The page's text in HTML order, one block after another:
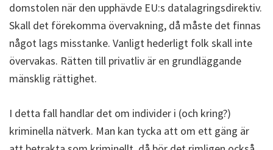
domstolen när den upphävde EU:s datalagringsdirektiv.
Skall det förekomma övervakning, då måste det finnas
något lags misstanke. Vanligt hederligt folk skall inte
övervakas. Rätten till privatliv är en grundläggande
mänsklig rättighet.
I detta fall handlar det om individer i (och kring?)
kriminella nätverk. Man kan tycka att om ett gäng är